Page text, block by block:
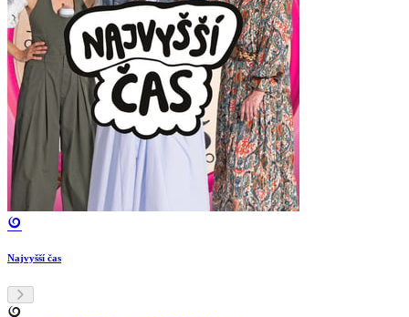
Najvyšší čas